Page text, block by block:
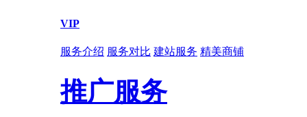
VIP
服务介绍 服务对比 建站服务 精美商铺
推广服务